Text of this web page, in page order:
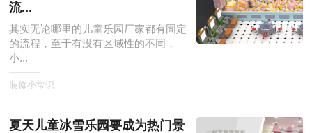
流...
其实无论哪里的儿童乐园厂家都有固定
的流程，至于有没有区域性的不同，
小...
装修小常识
夏天儿童冰雪乐园要成为热门景